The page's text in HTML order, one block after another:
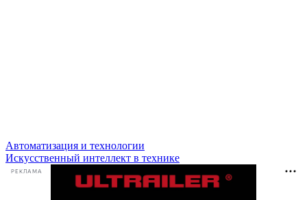
Автоматизация и технологии
Искусственный интеллект в технике
РЕКЛАМА